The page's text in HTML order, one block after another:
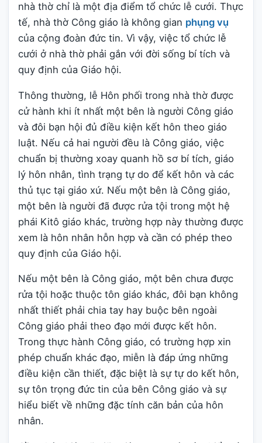
nhà thờ chỉ là một địa điểm tổ chức lễ cưới. Thực
tế, nhà thờ Công giáo là không gian phụng vụ
của cộng đoàn đức tin. Vì vậy, việc tổ chức lễ
cưới ở nhà thờ phải gắn với đời sống bí tích và
quy định của Giáo hội.
Thông thường, lễ Hôn phối trong nhà thờ được
cử hành khi ít nhất một bên là người Công giáo
và đôi bạn hội đủ điều kiện kết hôn theo giáo
luật. Nếu cả hai người đều là Công giáo, việc
chuẩn bị thường xoay quanh hồ sơ bí tích, giáo
lý hôn nhân, tình trạng tự do để kết hôn và các
thủ tục tại giáo xứ. Nếu một bên là Công giáo,
một bên là người đã được rửa tội trong một hệ
phái Kitô giáo khác, trường hợp này thường được
xem là hôn nhân hỗn hợp và cần có phép theo
quy định của Giáo hội.
Nếu một bên là Công giáo, một bên chưa được
rửa tội hoặc thuộc tôn giáo khác, đôi bạn không
nhất thiết phải chia tay hay buộc bên ngoài
Công giáo phải theo đạo mới được kết hôn.
Trong thực hành Công giáo, có trường hợp xin
phép chuẩn khác đạo, miễn là đáp ứng những
điều kiện cần thiết, đặc biệt là sự tự do kết hôn,
sự tôn trọng đức tin của bên Công giáo và sự
hiểu biết về những đặc tính căn bản của hôn
nhân.